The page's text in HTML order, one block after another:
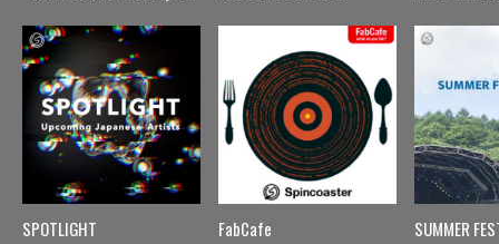
SPOTLIGHT FabCafe SUMMER